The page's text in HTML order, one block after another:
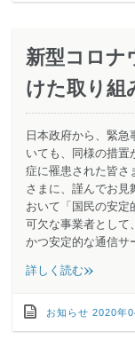
新型コロナ
けた取り組
日本政府から、緊
いても、同様の措置
症に罹患された皆さ
さまに、謹んでお見
おいて「国民の安定
可欠な事業者として
かつ安定的な通信サ
詳しく読む»
お知らせ 2020年